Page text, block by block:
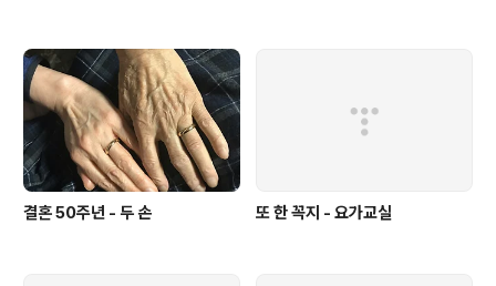
결혼 50주년 - 두 손 또 한 꼭지 - 요가교실